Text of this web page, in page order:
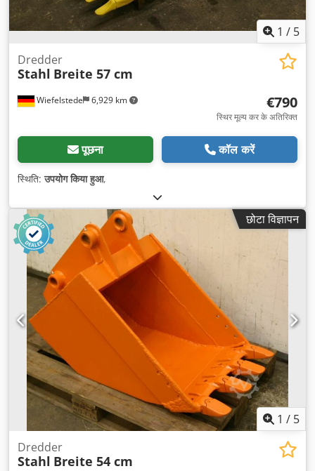
1 / 5
Wiefelstede 6,929 km
Dredder
Stahl Breite 57 cm
€790
स्थिर मूल्य कर के अतिरिक्त
पूछना कॉल करें
स्थिति:उपयोग किया हुआ,
छोटा विज्ञापन
1 / 5
Dredder
Stahl Breite 54 cm